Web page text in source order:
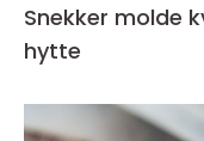
Snekker molde kvalitetshåndverk for hus og
hytte